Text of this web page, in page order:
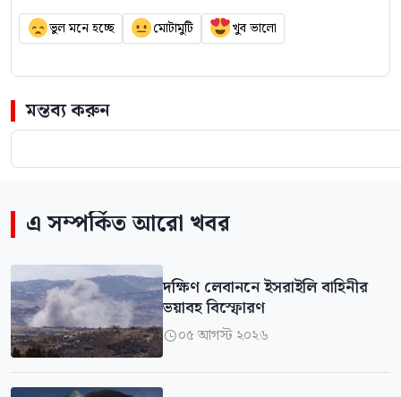
ভুল মনে হচ্ছে মোটামুটি খুব ভালো
মন্তব্য করুন
এ সম্পর্কিত আরো খবর
দক্ষিণ লেবাননে ইসরাইলি বাহিনীর
ভয়াবহ বিস্ফোরণ
০৫ আগস্ট ২০২৬